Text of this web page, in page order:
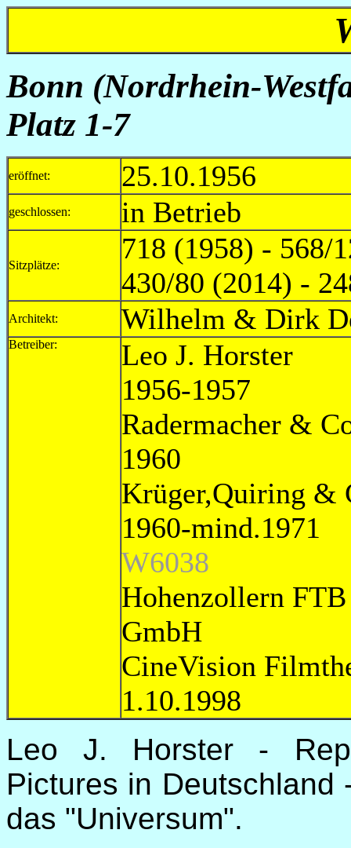
Bonn (Nordrhein-
Platz 1-7
eröffnet: 25.10.1956
geschlossen: in Betrieb
Sitzplätze:
718 (1958) - 568/
430/80 (2014) -
Architekt: Wilhelm & Dirk
Betreiber:
Leo
1956-1957
1960-
W6038
Hohenzollern FTB
GmbH
CineVision
1.10.1998
Leo J. Horster -
Pictures in Deutschland
das "Universum".